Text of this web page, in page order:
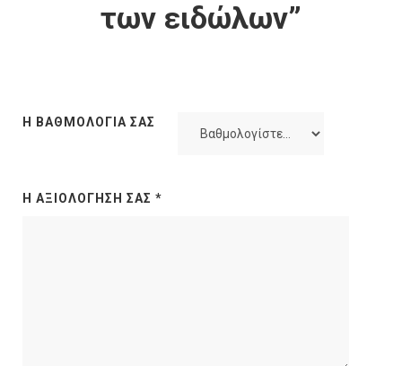
των ειδώλων”
Η ΒΑΘΜΟΛΟΓΊΑ ΣΑΣ
Η ΑΞΙΟΛΌΓΗΣΉ ΣΑΣ *